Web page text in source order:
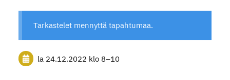
Tarkastelet mennyttä tapahtumaa.
la 24.12.2022 klo 8–10